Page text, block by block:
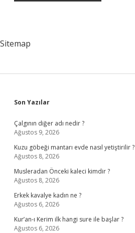
Sitemap
Sidebar
Son Yazılar
Çalgının diğer adı nedir ?
Ağustos 9, 2026
Kuzu göbeği mantarı evde nasıl yetiştirilir ?
Ağustos 8, 2026
Musleradan Önceki kaleci kimdir ?
Ağustos 8, 2026
Erkek kavalye kadın ne ?
Ağustos 6, 2026
Kur’an-ı Kerim ilk hangi sure ile başlar ?
Ağustos 6, 2026